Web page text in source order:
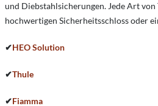
und Diebstahlsicherungen. Jede Art
hochwertigen Sicherheitsschloss oder
✔HEO Solution
✔Thule
✔Fiamma